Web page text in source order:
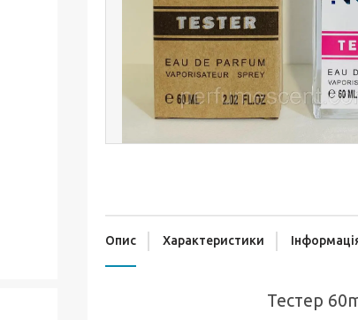
Опис Характеристики
Тестер